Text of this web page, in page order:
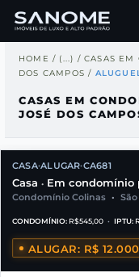
HOME / (...) / CASAS EM
DOS CAMPOS /
CASAS EM
JOSÉ DOS
CASA•ALUGAR•CA681
Casa • Em condomínio
Condomínio Colinas •
CONDOMÍNIO: R$545,00 • IPTU:
ALUGAR: R$